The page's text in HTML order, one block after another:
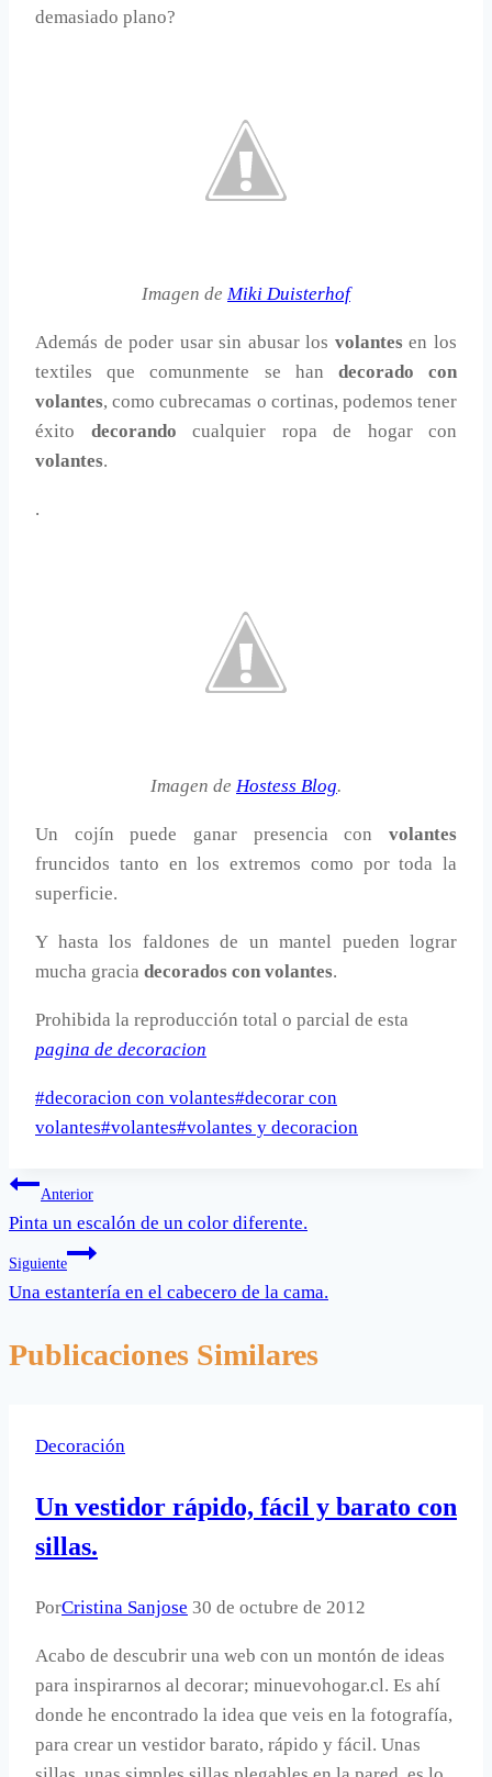
demasiado plano?
Imagen de Miki Duisterhof
Además de poder usar sin abusar los volantesen los
textiles que comunmente se han decorado con
volantes, como cubrecamas o cortinas, podemos tener
éxito decorando cualquier ropa de hogar con
volantes.
.
Imagen de Hostess Blog.
Un cojín puede ganar presencia con volantes
fruncidos tanto en los extremos como por toda la
superficie.
Y hasta los faldones de un mantel pueden lograr
mucha gracia decorados con volantes.
Prohibida la reproducción total o parcial de esta
pagina de decoracion
Etiquetas
de
entrada:
#decoracion con volantes#decorar con
volantes#volantes#volantes y decoracion
Navegación
de
entradas
Anterior
Pinta un escalón de un color diferente.
Siguiente
Una estantería en el cabecero de la cama.
Publicaciones Similares
Decoración
Un vestidor rápido, fácil y barato con
sillas.
PorCristina Sanjose 30 de octubre de 2012
Acabo de descubrir una web con un montón de ideas
para inspirarnos al decorar; minuevohogar.cl. Es ahí
donde he encontrado la idea que veis en la fotografía,
para crear un vestidor barato, rápido y fácil. Unas